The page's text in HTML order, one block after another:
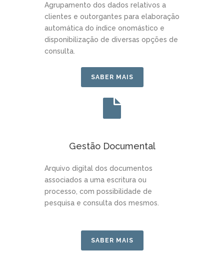
Agrupamento dos dados relativos a
clientes e outorgantes para elaboração
automática do índice onomástico e
disponibilização de diversas opções de
consulta.
SABER MAIS
Gestão Documental
Arquivo digital dos documentos
associados a uma escritura ou
processo, com possibilidade de
pesquisa e consulta dos mesmos.
SABER MAIS